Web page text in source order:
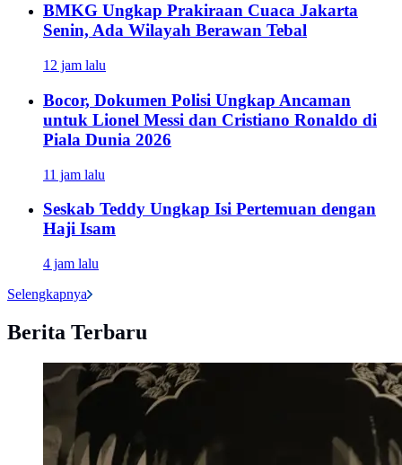
BMKG Ungkap Prakiraan Cuaca Jakarta
Senin, Ada Wilayah Berawan Tebal
12 jam lalu
Bocor, Dokumen Polisi Ungkap Ancaman
untuk Lionel Messi dan Cristiano Ronaldo di
Piala Dunia 2026
11 jam lalu
Seskab Teddy Ungkap Isi Pertemuan dengan
Haji Isam
4 jam lalu
Selengkapnya
Berita Terbaru